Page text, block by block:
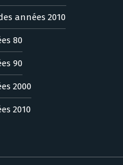
années 2010
80
90
2000
2010